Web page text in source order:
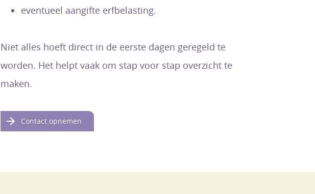
eventueel aangifte erfbelasting.
Niet alles hoeft direct in de eerste dagen geregeld te
worden. Het helpt vaak om stap voor stap overzicht te
maken.
Contact opnemen